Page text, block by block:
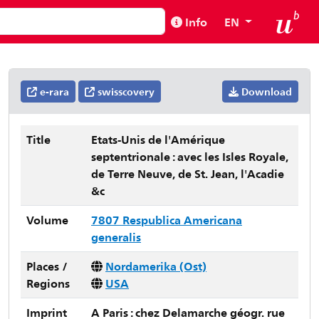
Info EN
e-rara swisscovery Download
Title
Etats-Unis de l'Amérique
septentrionale : avec les Isles Royale,
de Terre Neuve, de St. Jean, l'Acadie
&c
Volume
7807 Respublica Americana
generalis
Places /
Regions
Nordamerika (Ost)
USA
Imprint
A Paris : chez Delamarche géogr. rue